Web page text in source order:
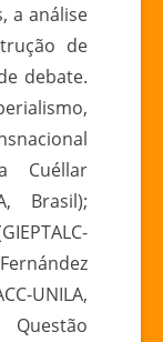
a análise
de
debate.
Cuéllar
Brasil);
UNILA,
Questão